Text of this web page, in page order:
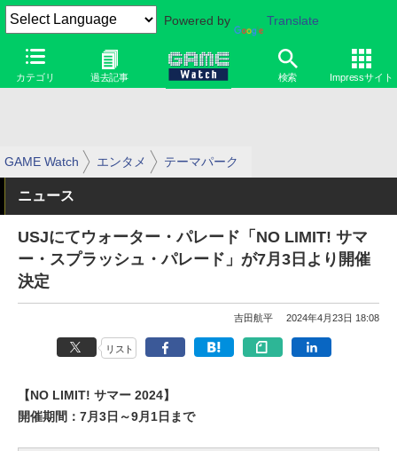
Powered by Translate
カテゴリ 過去記事 検索 Impressサイト
GAME Watch エンタメ テーマパーク
ニュース
USJにてウォーター・パレード「NO LIMIT! サマ
ー・スプラッシュ・パレード」が7月3日より開催
決定
吉田航平 2024年4月23日 18:08
リスト
【NO LIMIT! サマー 2024】
開催期間：7月3日～9月1日まで